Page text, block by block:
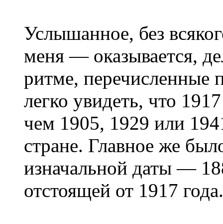
Услышанное, без
меня — оказывается,
ритме, перечисленные
легко увидеть, что
чем 1905, 1929 или
стране. Главное же
изначальной даты —
отстоящей от 1917 года.